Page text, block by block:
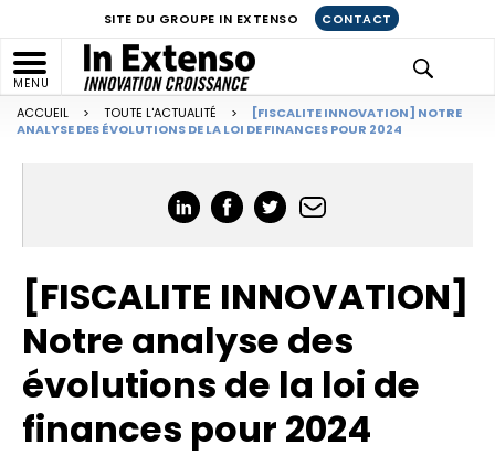
MENU
SITE DU GROUPE IN EXTENSO CONTACT
ACCUEIL > TOUTE L'ACTUALITÉ >
[FISCALITE INNOVATION] NOTRE
ANALYSE DES ÉVOLUTIONS DE LA LOI DE FINANCES POUR 2024
[FISCALITE INNOVATION]
Notre analyse des
évolutions de la loi de
finances pour 2024